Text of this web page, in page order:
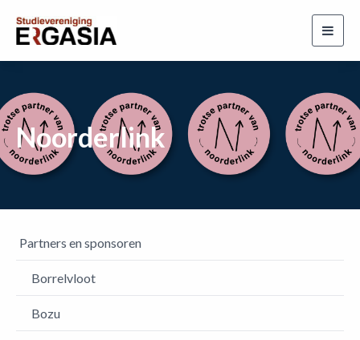
Noorderlink
Partners en sponsoren
Borrelvloot
Bozu